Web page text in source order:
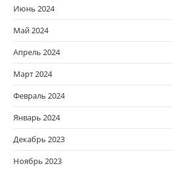
Июнь 2024
Май 2024
Апрель 2024
Март 2024
Февраль 2024
Январь 2024
Декабрь 2023
Ноябрь 2023